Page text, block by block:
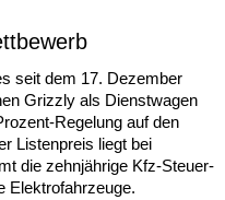
seit dem 17. Dezember
Grizzly als Dienstwagen
Regelung auf den
Listenpreis liegt bei
die zehnjährige Kfz-Steuer-
Elektrofahrzeuge.